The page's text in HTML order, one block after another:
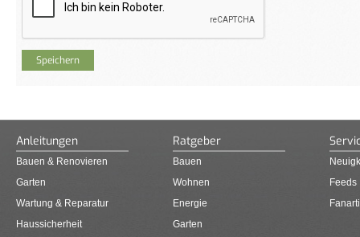
Anleitungen
Bauen & Renovieren
Garten
Wartung & Reparatur
Haussicherheit
Ratgeber
Bauen
Wohnen
Energie
Garten
Feeds